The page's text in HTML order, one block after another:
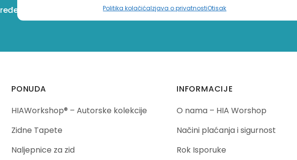
Politika kolačićaIzjava o privatnostiOtisak
doma te informacije o
PONUDA
HIAWorkshop® – Autorske kolekcije
Zidne Tapete
Naljepnice za zid
INFORMACIJE
O nama – HIA Worshop
Načini plaćanja i sigurnost
Rok Isporuke